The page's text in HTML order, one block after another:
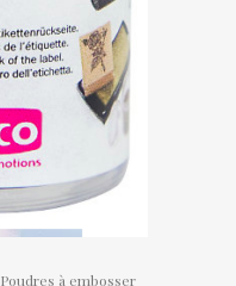
Poudres à embosser